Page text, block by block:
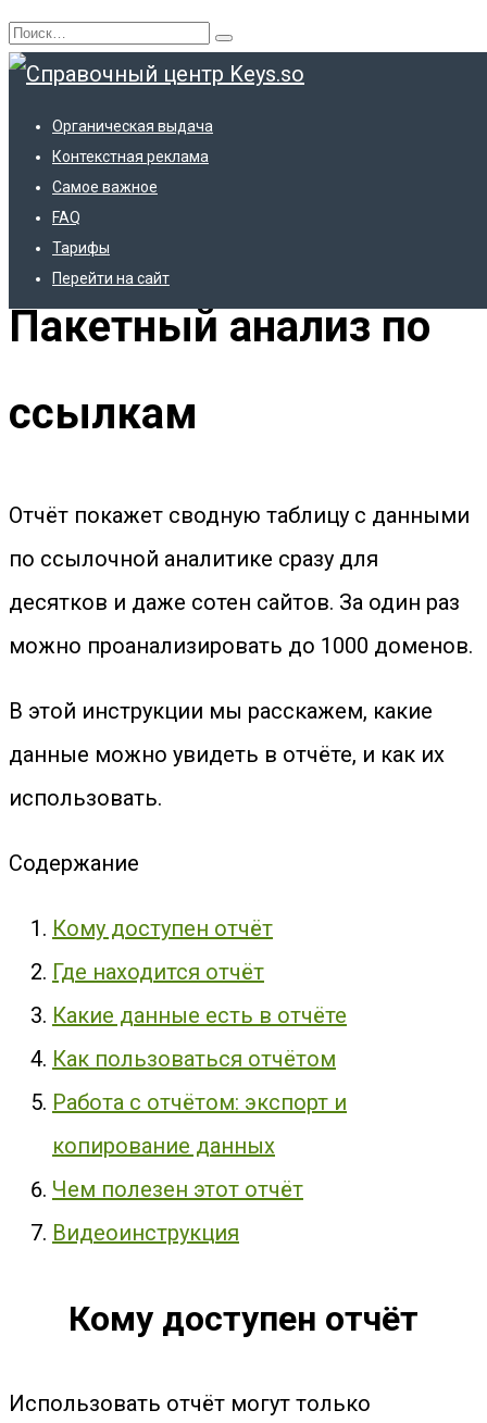
Перейти
к
содержанию
Search
for:
Органическая выдача
Контекстная реклама
Самое важное
FAQ
Тарифы
Перейти на сайт
Главная
Пакетный анализ по
ссылкам
Отчёт покажет сводную таблицу с данными
по ссылочной аналитике сразу для
десятков и даже сотен сайтов. За один раз
можно проанализировать до 1000 доменов.
В этой инструкции мы расскажем, какие
данные можно увидеть в отчёте, и как их
использовать.
Содержание
Кому доступен отчёт
Где находится отчёт
Какие данные есть в отчёте
Как пользоваться отчётом
Работа с отчётом: экспорт и
копирование данных
Чем полезен этот отчёт
Видеоинструкция
Кому доступен отчёт
Использовать отчёт могут только